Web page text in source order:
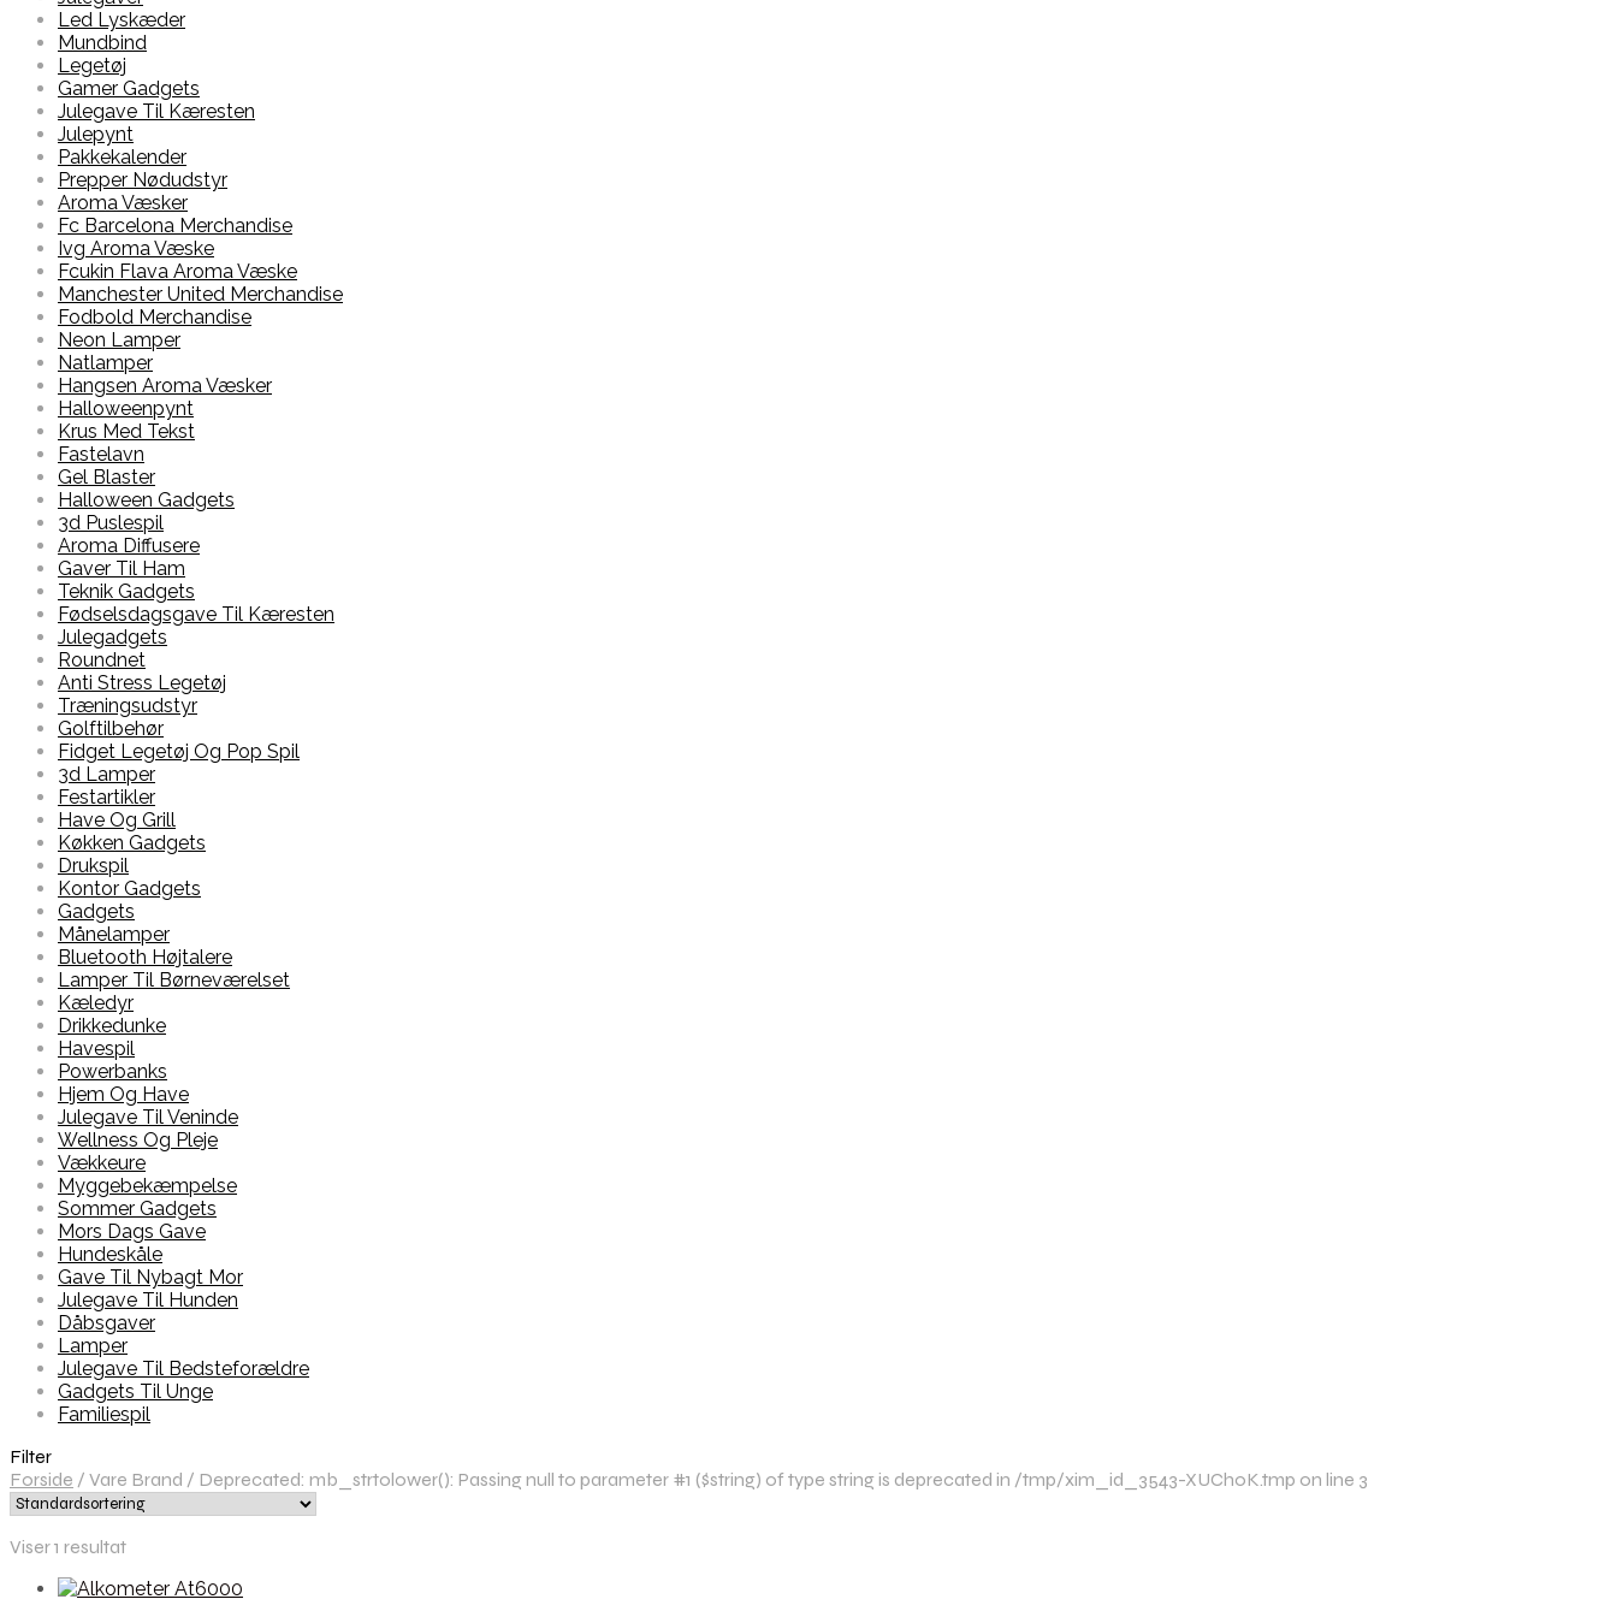
Led Lyskæder
Mundbind
Legetøj
Gamer Gadgets
Julegave Til Kæresten
Julepynt
Pakkekalender
Prepper Nødudstyr
Aroma Væsker
Fc Barcelona Merchandise
Ivg Aroma Væske
Fcukin Flava Aroma Væske
Manchester United Merchandise
Fodbold Merchandise
Neon Lamper
Natlamper
Hangsen Aroma Væsker
Halloweenpynt
Krus Med Tekst
Fastelavn
Gel Blaster
Halloween Gadgets
3d Puslespil
Aroma Diffusere
Gaver Til Ham
Teknik Gadgets
Fødselsdagsgave Til Kæresten
Julegadgets
Roundnet
Anti Stress Legetøj
Træningsudstyr
Golftilbehør
Fidget Legetøj Og Pop Spil
3d Lamper
Festartikler
Have Og Grill
Køkken Gadgets
Drukspil
Kontor Gadgets
Gadgets
Månelamper
Bluetooth Højtalere
Lamper Til Børneværelset
Kæledyr
Drikkedunke
Havespil
Powerbanks
Hjem Og Have
Julegave Til Veninde
Wellness Og Pleje
Vækkeure
Myggebekæmpelse
Sommer Gadgets
Mors Dags Gave
Hundeskåle
Gave Til Nybagt Mor
Julegave Til Hunden
Dåbsgaver
Lamper
Julegave Til Bedsteforældre
Gadgets Til Unge
Familiespil
Filter
Forside / Vare Brand / Deprecated: mb_strtolower(): Passing null to parameter #1 ($string) of type string is deprecated in /tmp/xim_id_3543-XUChoK.tmp on line 3
Viser 1 resultat